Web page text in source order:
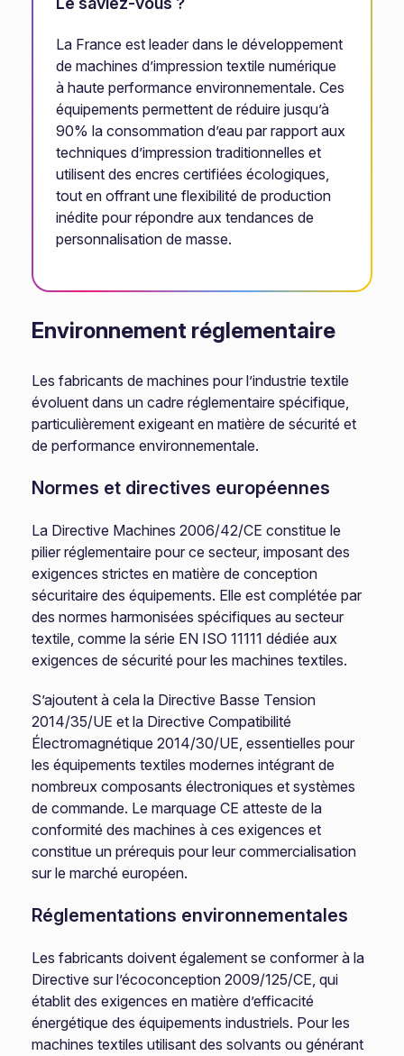
La France est leader dans le développement
de machines d’impression textile numérique
à haute performance environnementale. Ces
équipements permettent de réduire jusqu’à
90% la consommation d’eau par rapport aux
techniques d’impression traditionnelles et
utilisent des encres certifiées écologiques,
tout en offrant une flexibilité de production
inédite pour répondre aux tendances de
personnalisation de masse.
Environnement réglementaire
Les fabricants de machines pour l’industrie textile
évoluent dans un cadre réglementaire spécifique,
particulièrement exigeant en matière de sécurité et
de performance environnementale.
Normes et directives européennes
La Directive Machines 2006/42/CE constitue le
pilier réglementaire pour ce secteur, imposant des
exigences strictes en matière de conception
sécuritaire des équipements. Elle est complétée par
des normes harmonisées spécifiques au secteur
textile, comme la série EN ISO 11111 dédiée aux
exigences de sécurité pour les machines textiles.
S’ajoutent à cela la Directive Basse Tension
2014/35/UE et la Directive Compatibilité
Électromagnétique 2014/30/UE, essentielles pour
les équipements textiles modernes intégrant de
nombreux composants électroniques et systèmes
de commande. Le marquage CE atteste de la
conformité des machines à ces exigences et
constitue un prérequis pour leur commercialisation
sur le marché européen.
Réglementations environnementales
Les fabricants doivent également se conformer à la
Directive sur l’écoconception 2009/125/CE, qui
établit des exigences en matière d’efficacité
énergétique des équipements industriels. Pour les
machines textiles utilisant des solvants ou générant